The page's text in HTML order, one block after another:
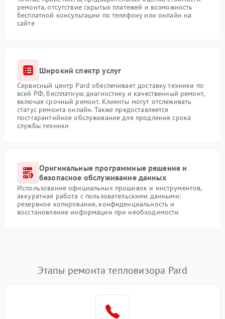
ремонта, отсутствие скрытых платежей и возможность
бесплатной консультации по телефону или онлайн на
сайте
Широкий спектр услуг
Сервисный центр Pard обеспечивает доставку техники по
всей РФ, бесплатную диагностику и качественный ремонт,
включая срочный ремонт. Клиенты могут отслеживать
статус ремонта онлайн. Также предоставляется
постгарантийное обслуживание для продления срока
службы техники
Оригинальные программные решение и
безопасное обслуживание данных
Использование официальных прошивок и инструментов,
аккуратная работа с пользовательскими данными:
резервное копирование, конфиденциальность и
восстановление информации при необходимости
Этапы ремонта тепловизора Pard